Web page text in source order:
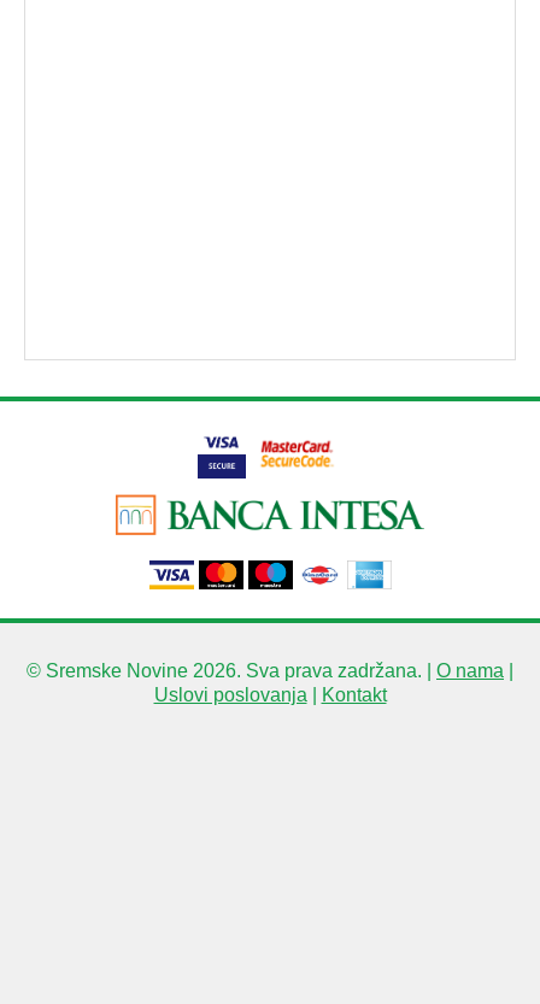
© Sremske Novine 2026. Sva prava zadržana. | O nama
Uslovi poslovanja
Kontakt